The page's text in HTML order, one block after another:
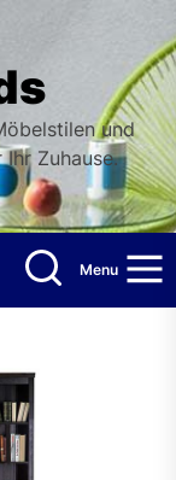
und
Zuhause.
Menu